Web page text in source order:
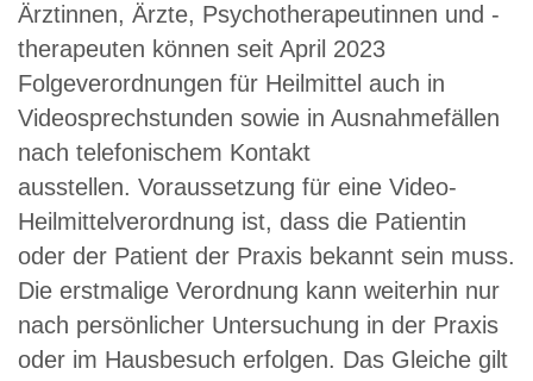
Ärztinnen, Ärzte, Psychotherapeutinnen und -
therapeuten können seit April 2023
Folgeverordnungen für Heilmittel auch in
Videosprechstunden sowie in Ausnahmefällen
nach telefonischem Kontakt
ausstellen. Voraussetzung für eine Video-
Heilmittelverordnung ist, dass die Patientin
oder der Patient der Praxis bekannt sein muss.
Die erstmalige Verordnung kann weiterhin nur
nach persönlicher Untersuchung in der Praxis
oder im Hausbesuch erfolgen. Das Gleiche gilt